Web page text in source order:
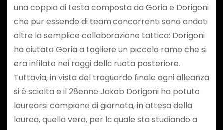
una coppia di testa composta da Goria e Dorigoni
che pur essendo di team concorrenti sono andati
oltre la semplice collaborazione tattica: Dorigoni
ha aiutato Goria a togliere un piccolo ramo che si
era infilato nei raggi della ruota posteriore.
Tuttavia, in vista del traguardo finale ogni alleanza
si è sciolta e il 28enne Jakob Dorigoni ha potuto
laurearsi campione di giornata, in attesa della
laurea, quella vera, per la quale sta studiando a